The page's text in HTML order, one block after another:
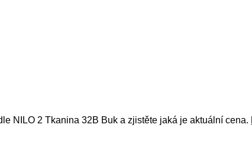
NILO 2 Tkanina 32B Buk a zjistěte jaká je aktuální cena.